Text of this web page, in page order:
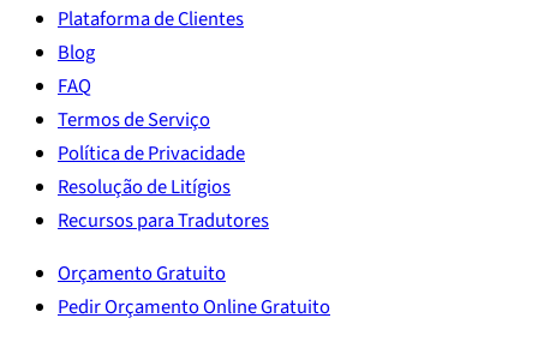
Plataforma de Clientes
Blog
FAQ
Termos de Serviço
Política de Privacidade
Resolução de Litígios
Recursos para Tradutores
Orçamento Gratuito
Pedir Orçamento Online Gratuito